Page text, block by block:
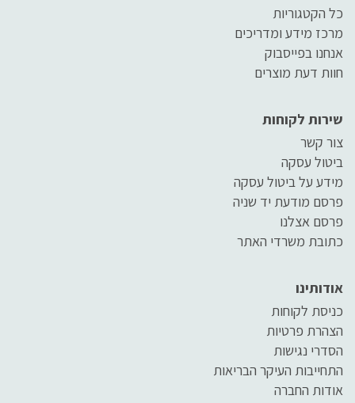
כל הקטגוריות
מרכז מידע ומדריכים
אנחנו בפייסבוק
חוות דעת מוצרים
שירות לקוחות
צור קשר
ביטול עסקה
מידע על ביטול עסקה
פרסם מודעת יד שניה
פרסם אצלנו
כתובת משרדי האתר
אודותינו
כניסת לקוחות
הצהרת פרטיות
הסדרי נגישות
התחייבות העיקר הבריאות
אודות החברה